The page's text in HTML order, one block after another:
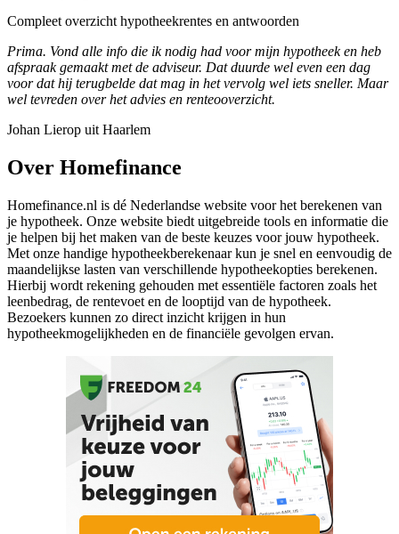
Compleet overzicht hypotheekrentes en antwoorden
Prima. Vond alle info die ik nodig had voor mijn hypotheek en heb
afspraak gemaakt met de adviseur. Dat duurde wel even een dag
voor dat hij terugbelde dat mag in het vervolg wel iets sneller. Maar
wel tevreden over het advies en renteooverzicht.
Johan Lierop uit Haarlem
Over Homefinance
Homefinance.nl is dé Nederlandse website voor het berekenen van
je hypotheek. Onze website biedt uitgebreide tools en informatie die
je helpen bij het maken van de beste keuzes voor jouw hypotheek.
Met onze handige hypotheekberekenaar kun je snel en eenvoudig de
maandelijkse lasten van verschillende hypotheekopties berekenen.
Hierbij wordt rekening gehouden met essentiële factoren zoals het
leenbedrag, de rentevoet en de looptijd van de hypotheek.
Bezoekers kunnen zo direct inzicht krijgen in hun
hypotheekmogelijkheden en de financiële gevolgen ervan.